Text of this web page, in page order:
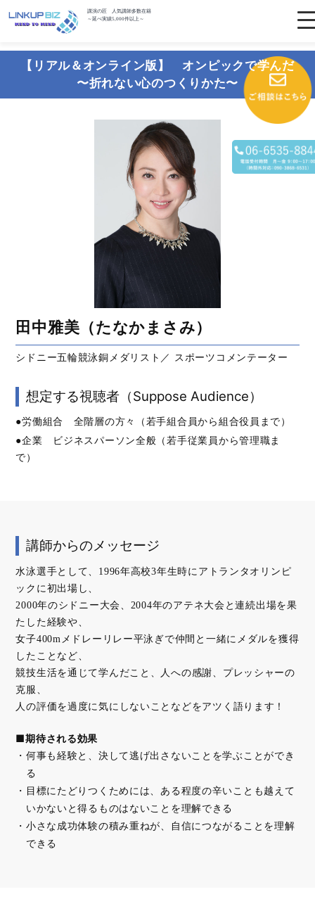
講演の匠 人気講師多数在籍
～延べ実績5,000件以上～
【リアル＆オンライン版】 オンピックで学んだ
〜折れない心のつくりかた〜
田中雅美（たなかまさみ）
シドニー五輪競泳銅メダリスト／ スポーツコメンテーター
想定する視聴者（Suppose Audience）
●労働組合 全階層の方々（若手組合員から組合役員まで）
●企業 ビジネスパーソン全般（若手従業員から管理職ま
で）
講師からのメッセージ
水泳選手として、1996年高校3年生時にアトランタオリンピ
ックに初出場し、
2000年のシドニー大会、2004年のアテネ大会と連続出場を果
たした経験や、
女子400mメドレーリレー平泳ぎで仲間と一緒にメダルを獲得
したことなど、
競技生活を通じて学んだこと、人への感謝、プレッシャーの
克服、
人の評価を過度に気にしないことなどをアツく語ります！
■期待される効果
何事も経験と、決して逃げ出さないことを学ぶことができ
る
目標にたどりつくためには、ある程度の辛いことも越えて
いかないと得るものはないことを理解できる
小さな成功体験の積み重ねが、自信につながることを理解
できる